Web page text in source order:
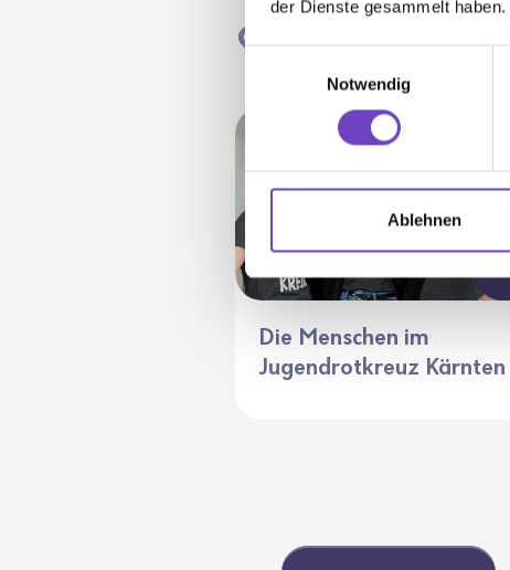
der Dienste gesammelt haben.
Notwendig
Ablehnen
Kärnten
Die Menschen im
Jugendrotkreuz Kärnten